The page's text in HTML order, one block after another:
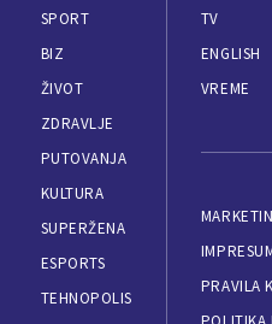
SPORT
BIZ
ŽIVOT
ZDRAVLJE
PUTOVANJA
KULTURA
SUPERŽENA
ESPORTS
TEHNOPOLIS
TV
ENGLISH
VREME
PRAVILA